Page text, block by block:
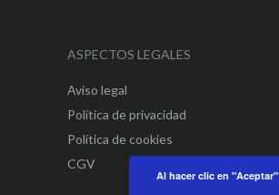
ASPECTOS LEGALES
Aviso legal
Política de privacidad
Política de cookies
CGV
Al hacer clic en "Aceptar"